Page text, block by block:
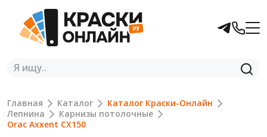
Главная Каталог
Каталог Краски-Онлайн
Лепнина
Карнизы потолочные
Orac Axxent CX150